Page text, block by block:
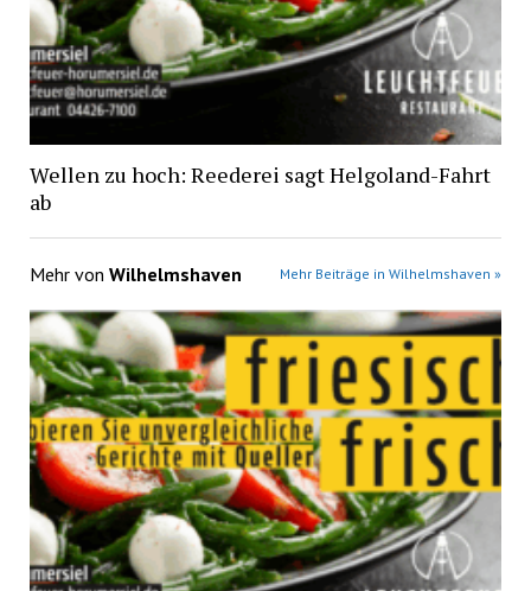
Wellen zu hoch: Reederei sagt Helgoland-Fahrt
ab
Mehr von Wilhelmshaven Mehr Beiträge in Wilhelmshaven »